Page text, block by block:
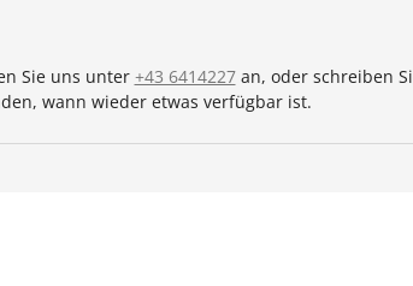
Sie uns unter +43 6414227an, oder schreiben
wann wieder etwas verfügbar ist.